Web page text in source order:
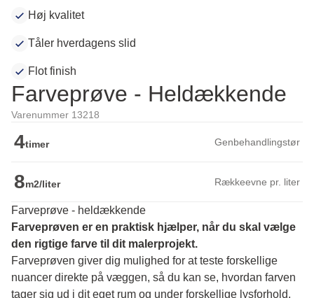
Høj kvalitet
Tåler hverdagens slid
Flot finish
Farveprøve - Heldækkende
Varenummer 13218
4timer Genbehandlingstør
8m2/liter Rækkeevne pr. liter
Farveprøve - heldækkende
Farveprøven er en praktisk hjælper, når du skal vælge
den rigtige farve til dit malerprojekt.
Farveprøven giver dig mulighed for at teste forskellige
nuancer direkte på væggen, så du kan se, hvordan farven
tager sig ud i dit eget rum og under forskellige lysforhold.